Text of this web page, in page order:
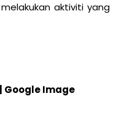
aktiviti yang
Google Image